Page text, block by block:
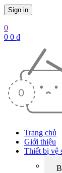
0
0 0 ₫
Trang chủ
Giới thiệu
Thiết bị vệ